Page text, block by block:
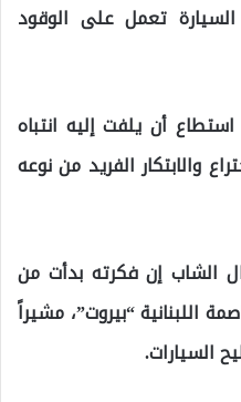
تعمل على الوقود
أن يلفت إليه انتباه
والابتكار الفريد من نوعه
الشاب إن فكرته بدأت من
اللبنانية “بيروت”، مشيراً
السيارات.